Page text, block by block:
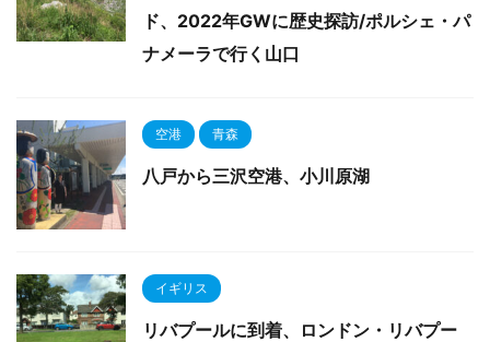
ド、2022年GWに歴史探訪/ポルシェ・パ
ナメーラで行く山口
空港 青森
八戸から三沢空港、小川原湖
イギリス
リバプールに到着、ロンドン・リバプー